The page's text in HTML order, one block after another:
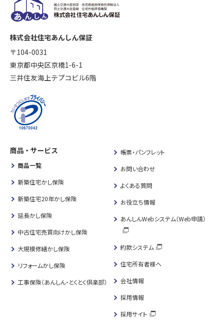
株式会社住宅あんしん保証
〒104-0031
東京都中央区京橋1-6-1
三井住友海上テプコビル6階
商品・サービス
商品一覧
新築住宅かし保険
新築住宅20年かし保険
延長かし保険
中古住宅売買向けかし保険
大規模修繕かし保険
リフォームかし保険
工事保険（あんしん・とくとく倶楽部）
帳票・パンフレット
お問い合わせ
よくある質問
お役立ち情報
あんしんWebシステム（Web申請）
約款システム
住宅所有者様へ
会社情報
採用情報
採用サイト